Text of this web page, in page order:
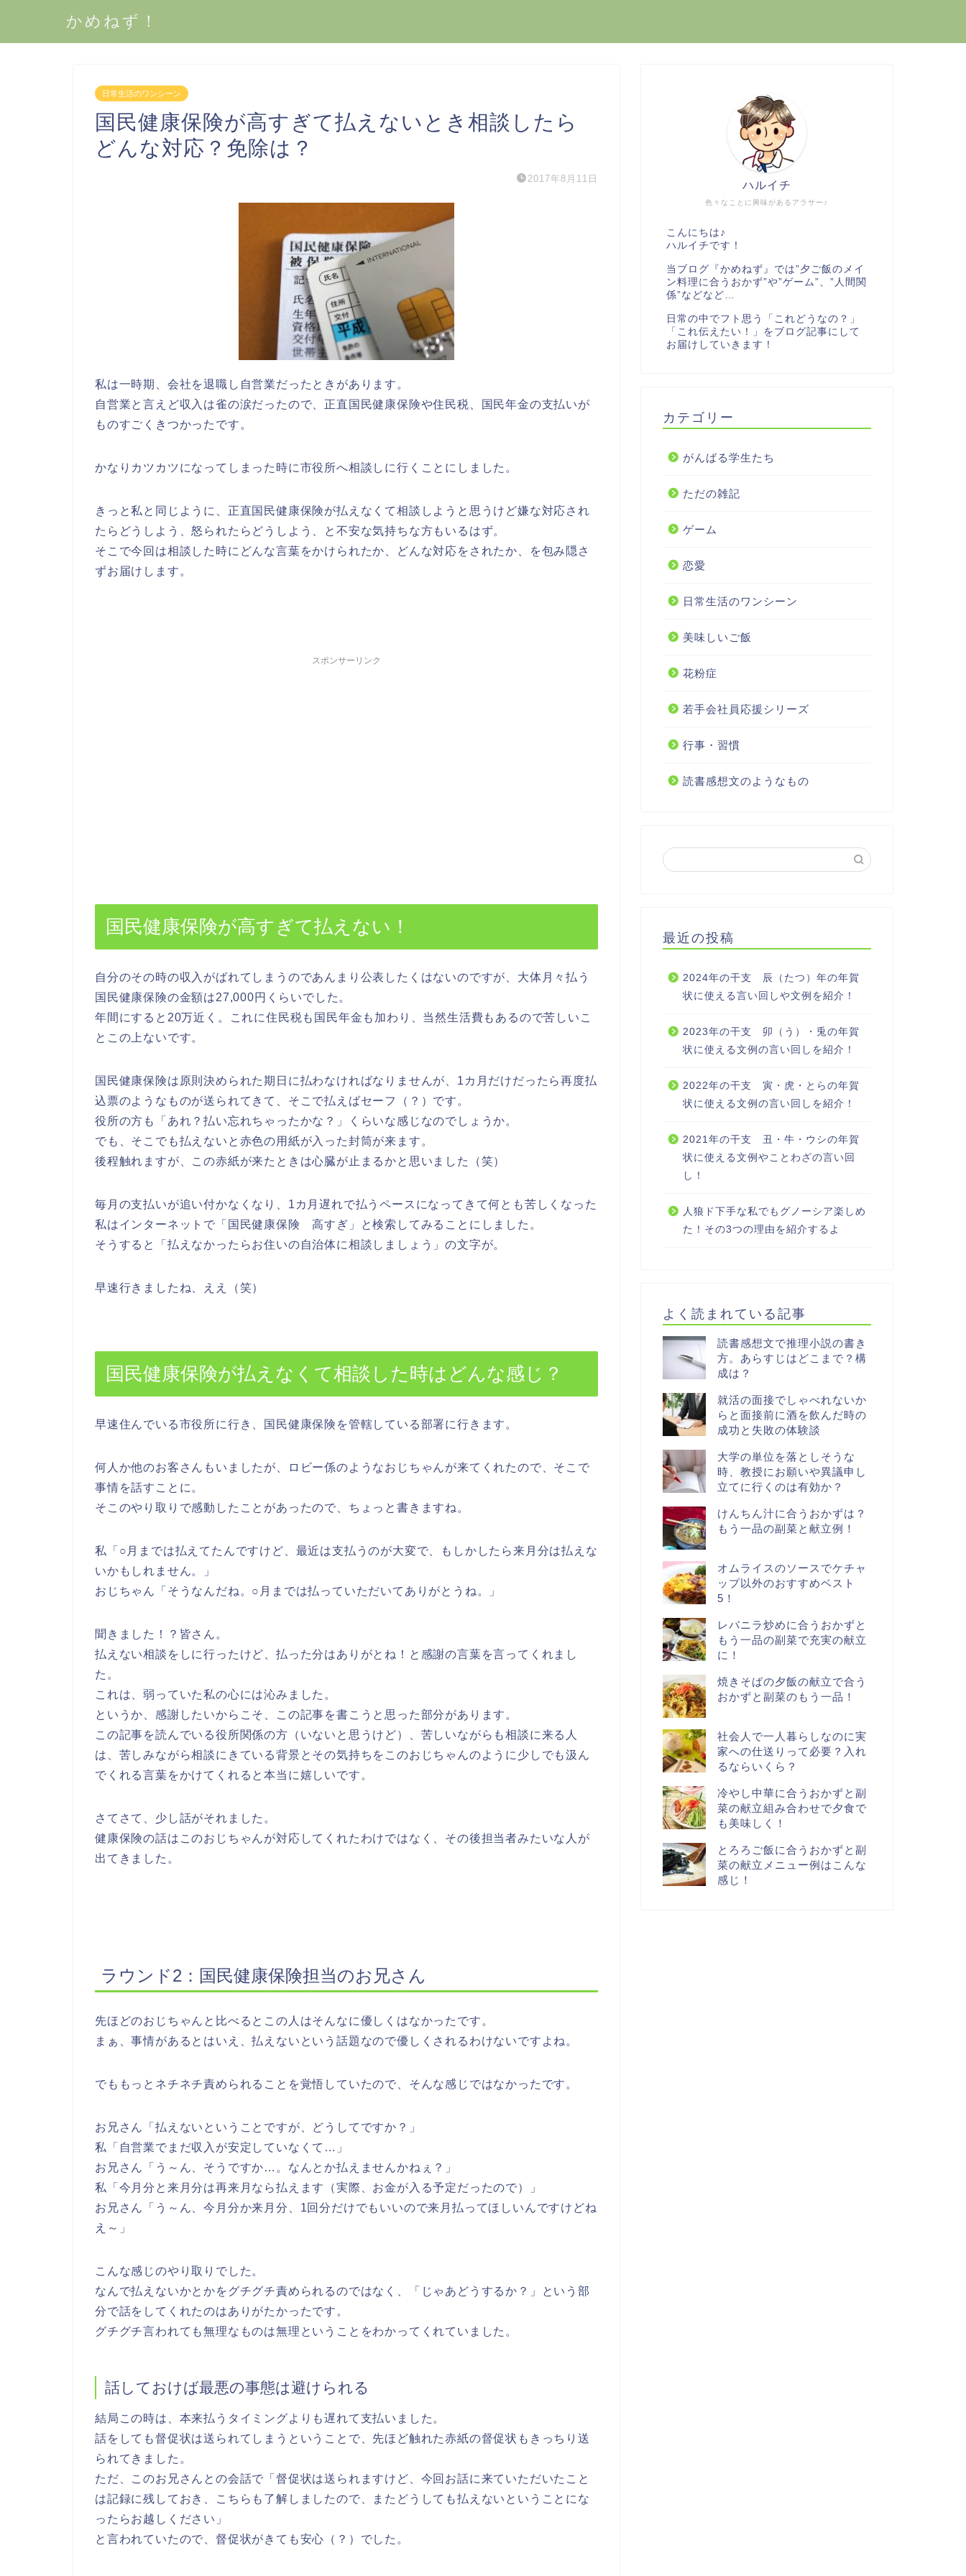
かめねず！
日常生活のワンシーン
国民健康保険が高すぎて払えないとき相談したら
どんな対応？免除は？
2017年8月11日
私は一時期、会社を退職し自営業だったときがあります。
自営業と言えど収入は雀の涙だったので、正直国民健康保険や住民税、国民年金の支払いが
ものすごくきつかったです。
かなりカツカツになってしまった時に市役所へ相談しに行くことにしました。
きっと私と同じように、正直国民健康保険が払えなくて相談しようと思うけど嫌な対応され
たらどうしよう、怒られたらどうしよう、
と不安な気持ちな方もいるはず。
そこで今回は相談した時にどんな言葉をかけられたか、どんな対応をされたか、を包み隠さ
ずお届けします。
スポンサーリンク
国民健康保険が高すぎて払えない！
自分のその時の収入がばれてしまうのであんまり公表したくはないのですが、大体月々払う
国民健康保険の金額は27,000円くらいでした。
年間にすると20万近く。これに住民税も国民年金も加わり、当然生活費もあるので苦しいこ
とこの上ないです。
国民健康保険は原則決められた期日に払わなければなりませんが、1カ月だけだったら再度払
込票のようなものが送られてきて、そこで払えばセーフ（？）です。
役所の方も「あれ？払い忘れちゃったかな？」くらいな感じなのでしょうか。
でも、 そこでも払えないと赤色の用紙が入った封筒が来ます。
後程触れますが、この赤紙が来たときは心臓が止まるかと思いました（笑）
毎月の支払いが追い付かなくなり、1カ月遅れで払うペースになってきて何とも苦しくなった
私はインターネットで「国民健康保険 高すぎ」と検索してみることにしました。
そうすると「 払えなかったらお住いの自治体に相談しましょう 」の文字が。
早速行きましたね、ええ（笑）
国民健康保険が払えなくて相談した時はどんな感じ？
早速住んでいる市役所に行き、国民健康保険を管轄している部署に行きます。
何人か他のお客さんもいましたが、ロビー係のようなおじちゃんが来てくれたので、そこで
事情を話すことに。
そこのやり取りで感動したことがあったので、ちょっと書きますね。
私「○月までは払えてたんですけど、最近は支払うのが大変で、もしかしたら来月分は払えな
いかもしれません。」
おじちゃん「そうなんだね。○月までは払っていただいてありがとうね。」
聞きました！？皆さん。
払えない相談をしに行ったけど、 払った分はありがとね！と感謝の言葉を言ってくれまし
た。
これは、弱っていた私の心には沁みました。
というか、感謝したいからこそ、この記事を書こうと思った部分があります。
この記事を読んでいる役所関係の方（いないと思うけど）、苦しいながらも相談に来る人
は、苦しみながら相談にきている背景とその気持ちをこのおじちゃんのように少しでも汲ん
でくれる言葉をかけてくれると本当に嬉しいです。
さてさて、少し話がそれました。
健康保険の話はこのおじちゃんが対応してくれたわけではなく、その後担当者みたいな人が
出てきました。
ラウンド2：国民健康保険担当のお兄さん
先ほどのおじちゃんと比べるとこの人はそんなに優しくはなかったです。
まぁ、事情があるとはいえ、払えないという話題なので優しくされるわけないですよね。
でももっとネチネチ責められることを覚悟していたので、そんな感じではなかったです。
お兄さん「払えないということですが、どうしてですか？」
私「自営業でまだ収入が安定していなくて…」
お兄さん「う～ん、そうですか…。なんとか払えませんかねぇ？」
私「今月分と来月分は再来月なら払えます（実際、お金が入る予定だったので）」
お兄さん「う～ん、今月分か来月分、1回分だけでもいいので来月払ってほしいんですけどね
え～」
こんな感じのやり取りでした。
なんで払えないかとかをグチグチ責められるのではなく、「じゃあどうするか？」という部
分で話をしてくれたのはありがたかったです。
グチグチ言われても無理なものは無理ということをわかってくれていました。
話しておけば最悪の事態は避けられる
結局この時は、本来払うタイミングよりも遅れて支払いました。
話をしても督促状は送られてしまう ということで、先ほど触れた赤紙の督促状もきっちり送
られてきました。
ただ、このお兄さんとの会話で「督促状は送られますけど、 今回お話に来ていただいたこと
は記録に残しておき
、こちらも了解しましたので、またどうしても払えないということにな
ったらお越しください」
と言われていたので、督促状がきても安心（？）でした。
色々なことに興味があるアラサー♪
ハルイチ
こんにちは♪
ハルイチです！
当ブログ『かめねず』では”夕ご飯のメイ
ン料理に合うおかず”や”ゲーム”、”人間関
係”などなど…
日常の中でフト思う「これどうなの？」
「これ伝えたい！」をブログ記事にして
お届けしていきます！
カテゴリー
がんばる学生たち
ただの雑記
ゲーム
恋愛
日常生活のワンシーン
美味しいご飯
花粉症
若手会社員応援シリーズ
行事・習慣
読書感想文のようなもの
最近の投稿
2024年の干支 辰（たつ）年の年賀
状に使える言い回しや文例を紹介！
2023年の干支 卯（う）・兎の年賀
状に使える文例の言い回しを紹介！
2022年の干支 寅・虎・とらの年賀
状に使える文例の言い回しを紹介！
2021年の干支 丑・牛・ウシの年賀
状に使える文例やことわざの言い回
し！
人狼ド下手な私でもグノーシア楽しめ
た！その3つの理由を紹介するよ
よく読まれている記事
読書感想文で推理小説の書き
方。あらすじはどこまで？構
成は？
就活の面接でしゃべれないか
らと面接前に酒を飲んだ時の
成功と失敗の体験談
大学の単位を落としそうな
時、教授にお願いや異議申し
立てに行くのは有効か？
けんちん汁に合うおかずは？
もう一品の副菜と献立例！
オムライスのソースでケチャ
ップ以外のおすすめベスト
5！
レバニラ炒めに合うおかずと
もう一品の副菜で充実の献立
に！
焼きそばの夕飯の献立で合う
おかずと副菜のもう一品！
社会人で一人暮らしなのに実
家への仕送りって必要？入れ
るならいくら？
冷やし中華に合うおかずと副
菜の献立組み合わせで夕食で
も美味しく！
とろろご飯に合うおかずと副
菜の献立メニュー例はこんな
感じ！